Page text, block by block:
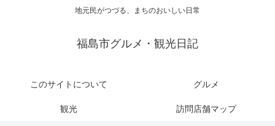
地元民がつづる、まちのおいしい日常
福島市グルメ・観光日記
このサイトについて グルメ
観光 訪問店舗マップ